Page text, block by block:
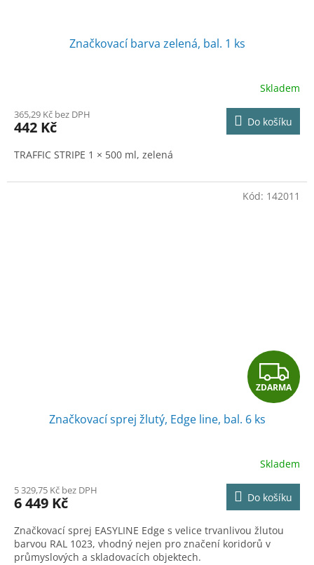
Značkovací barva zelená, bal. 1 ks
Skladem
365,29 Kč bez DPH
442 Kč Do košíku
TRAFFIC STRIPE 1 × 500 ml, zelená
Z
D
R
M
A
ZDARMA
Značkovací sprej žlutý, Edge line, bal. 6 ks
Skladem
5 329,75 Kč bez DPH
6 449 Kč Do košíku
Značkovací sprej EASYLINE Edge s velice trvanlivou žlutou
barvou RAL 1023, vhodný nejen pro značení koridorů v
průmyslových a skladovacích objektech.
Kód: 142011